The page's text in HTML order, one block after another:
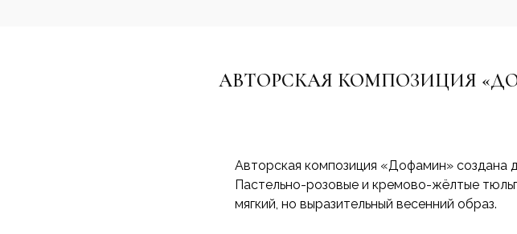
АВТОРСКАЯ КОМПОЗИЦИЯ
Авторская композиция «Дофамин» создана
Пастельно-розовые и кремово-жёлтые
мягкий, но выразительный весенний образ.